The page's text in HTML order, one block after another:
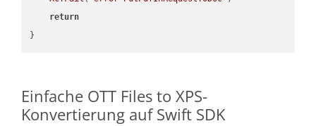
return
Einfache OTT Files to XPS-
Konvertierung auf Swift SDK